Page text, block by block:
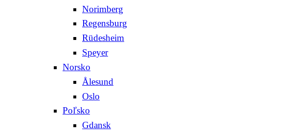
Norimberg
Regensburg
Rüdesheim
Speyer
Norsko
Ålesund
Oslo
Poľsko
Gdansk